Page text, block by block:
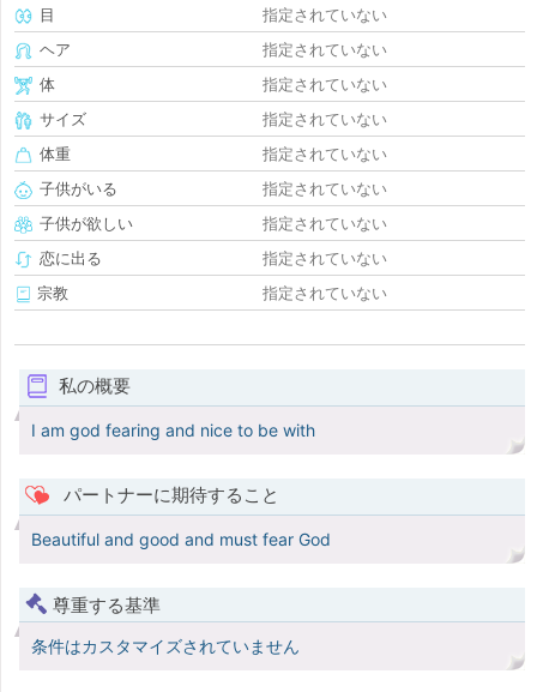
目
指定されていない
ヘア
指定されていない
体
指定されていない
サイズ
指定されていない
体重
指定されていない
子供がいる
指定されていない
子供が欲しい
指定されていない
恋に出る
指定されていない
宗教
指定されていない
私の概要
I am god fearing and nice to be with
パートナーに期待すること
Beautiful and good and must fear God
尊重する基準
条件はカスタマイズされていません